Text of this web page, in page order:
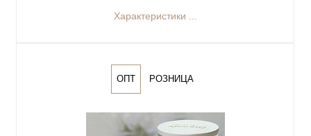
Характеристики ...
ОПТ РОЗНИЦА